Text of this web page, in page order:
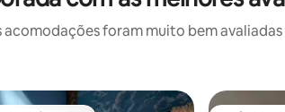
acomodações foram muito bem